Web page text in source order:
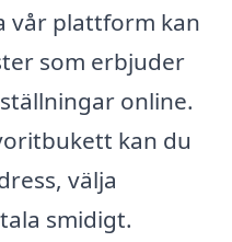
vår plattform kan
som erbjuder
online.
kan du
välja
smidigt.